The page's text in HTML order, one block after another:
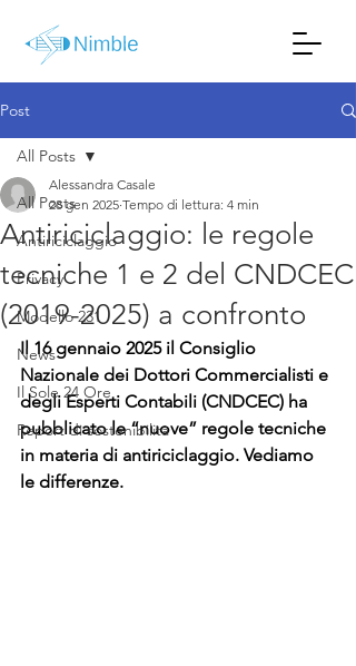
Post
All Posts
Antiriciclaggio
Privacy
Modello 231
News
Il Sole 24 Ore
Report di sostenibilità
All Posts
Antiriciclaggio: le regole
tecniche 1 e 2 del CNDCEC
(2019-2025) a confronto
Alessandra Casale
28 gen 2025 Tempo di lettura: 4 min
Il 16 gennaio 2025 il Consiglio
Nazionale dei Dottori Commercialisti e
degli Esperti Contabili (CNDCEC) ha
pubblicato le “nuove” regole tecniche
in materia di antiriciclaggio. Vediamo
le differenze.